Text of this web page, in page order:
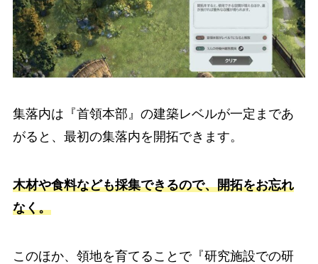
集落内は『首領本部』の建築レベルが一定まであ
がると、最初の集落内を開拓できます。
木材や食料なども採集できるので、開拓をお忘れ
なく。
このほか、領地を育てることで『研究施設での研